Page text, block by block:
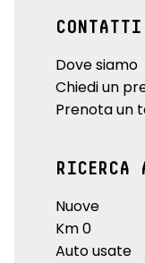
CONTATTI
Dove siamo
Chiedi un
Prenota un
RICERCA
Nuove
Km 0
Auto usate